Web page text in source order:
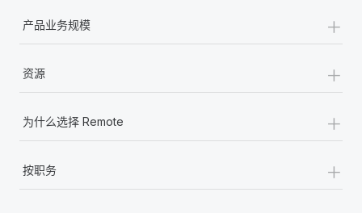
产品业务规模 +
资源 +
为什么选择 Remote +
按职务 +